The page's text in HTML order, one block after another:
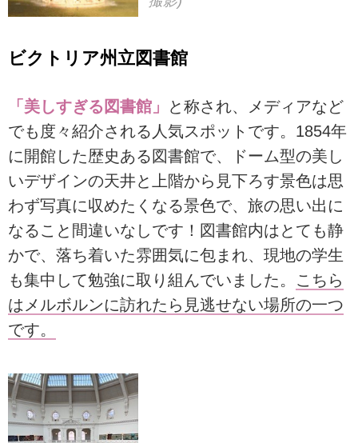
ビクトリア州立図書館
「美しすぎる図書館」
と称され、メディアなど
でも度々紹介される人気スポットです。1854年
に開館した歴史ある図書館で、ドーム型の美し
いデザインの天井と上階から見下ろす景色は思
わず写真に収めたくなる景色で、旅の思い出に
なること間違いなしです！図書館内はとても静
かで、落ち着いた雰囲気に包まれ、現地の学生
も集中して勉強に取り組んでいました。 こちら
はメルボルンに訪れたら見逃せない場所の一つ
です。